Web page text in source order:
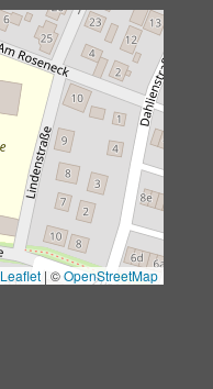
Leaflet | ©OpenStreetMap